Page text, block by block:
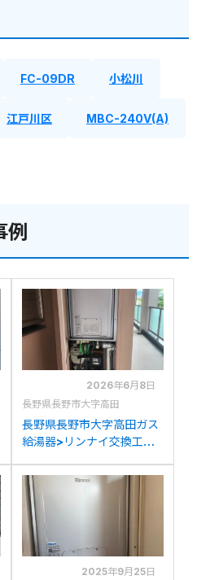
FC-09DR 小松川
江戸川区 MBC-240V(A)
例
2026年6月8日
長野県長野市大字高田
長野県長野市大字高田ガス
給湯器>リンナイ交換工事
K2403AU2-3からリンナ
イRUFH-E2407AU2-3(A)
への交換
2025年9月25日